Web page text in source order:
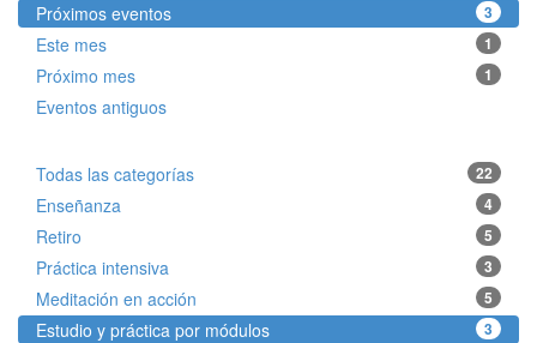
Próximos eventos 3
Este mes 1
Próximo mes 1
Eventos antiguos
Todas las categorías 22
Enseñanza 4
Retiro 5
Práctica intensiva 3
Meditación en acción 5
Estudio y práctica por módulos 3